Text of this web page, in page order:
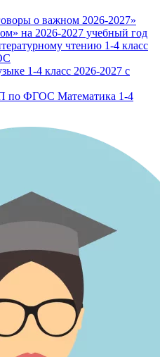
о важном 2026-2027»
на 2026-2027 учебный год
чтению 1-4 класс
1-4 класс 2026-2027 с
по ФГОС Математика 1-4